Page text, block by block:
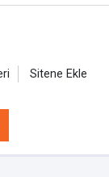
Sitene Ekle